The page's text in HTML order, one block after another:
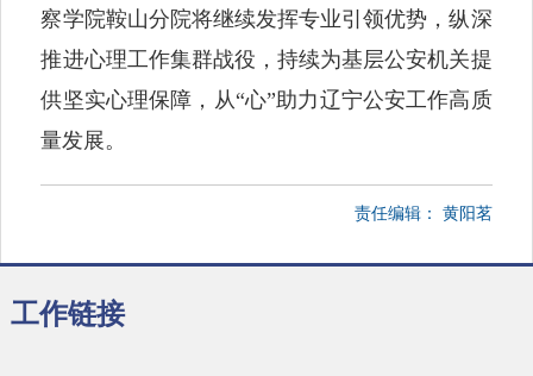
察学院鞍山分院将继续发挥专业引领优势，纵深
推进心理工作集群战役，持续为基层公安机关提
供坚实心理保障，从“心”助力辽宁公安工作高质
量发展。
责任编辑： 黄阳茗
工作链接